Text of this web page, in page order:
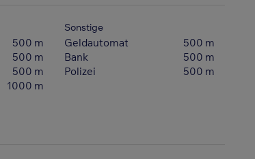
500 m
500 m
500 m
1000 m
Sonstige
Geldautomat
500 m
Bank
500 m
Polizei
500 m